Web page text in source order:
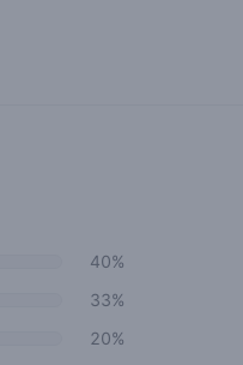
40%
33%
20%